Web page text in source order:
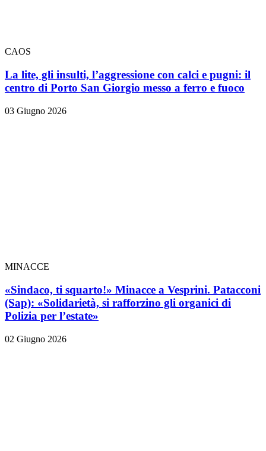
CAOS
La lite, gli insulti, l’aggressione con calci e pugni: il
centro di Porto San Giorgio messo a ferro e fuoco
03 Giugno 2026
MINACCE
«Sindaco, ti squarto!» Minacce a Vesprini. Patacconi
(Sap): «Solidarietà, si rafforzino gli organici di
Polizia per l’estate»
02 Giugno 2026